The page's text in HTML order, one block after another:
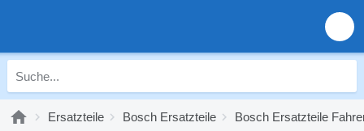
Ersatzteile Bosch Ersatzteile Bosch Ersatzteile